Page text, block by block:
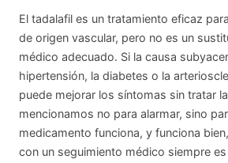
El tadalafil es un tratamiento eficaz
de origen vascular, pero no es un
médico adecuado. Si la causa
hipertensión, la diabetes o la
puede mejorar los síntomas sin tratar
mencionamos no para alarmar, sino
medicamento funciona, y funciona
con un seguimiento médico siempre